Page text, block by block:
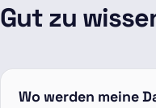
Gut zu
Wo werden meine